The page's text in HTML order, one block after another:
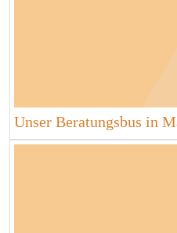
Unser Beratungsbus in